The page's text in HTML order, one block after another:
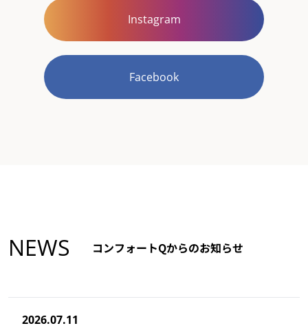
Instagram
Facebook
NEWS コンフォートQからのお知らせ
2026.07.11